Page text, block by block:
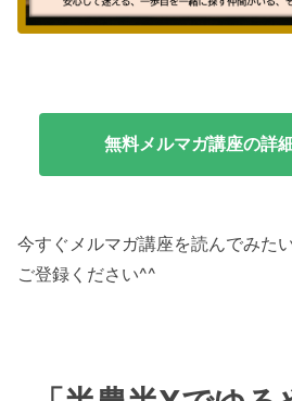
無料メルマガ講座の詳
今すぐメルマガ講座を読んでみた
ご登録ください^^